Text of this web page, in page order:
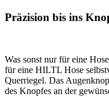
Präzision bis ins
Was sonst nur für eine
für eine HILTL Hose
Querriegel. Das
des Knopfes an der